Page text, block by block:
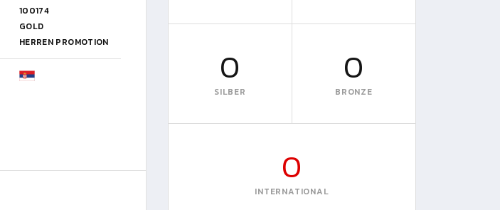
100174
GOLD
HERREN PROMOTION
0
SILBER
0
BRONZE
0
INTERNATIONAL